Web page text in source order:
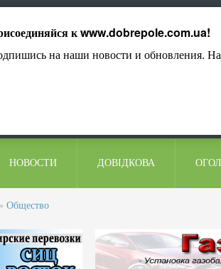
НОВОСТИ ДОВІДКОВА
» Общество
кwww.dobrepole.com.ua!
на наши новости и обновления.